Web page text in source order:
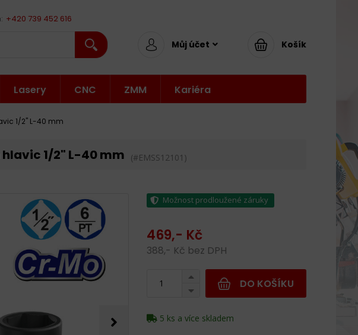
+420 739 452 616
Můj účet Košík
Lasery CNC ZMM Kariéra
1/2" L-40 mm
1/2" L-40 mm (#EMSS12101)
Možnost prodloužené záruky
469,- Kč
388,- Kč bez DPH
DO KOŠÍKU
5 ks a více skladem